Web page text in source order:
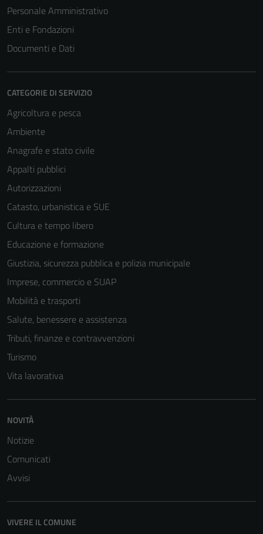
Personale Amministrativo
Enti e Fondazioni
Documenti e Dati
CATEGORIE DI SERVIZIO
Agricoltura e pesca
Ambiente
Anagrafe e stato civile
Appalti pubblici
Autorizzazioni
Catasto, urbanistica e SUE
Cultura e tempo libero
Educazione e formazione
Giustizia, sicurezza pubblica e polizia municipale
Imprese, commercio e SUAP
Mobilità e trasporti
Salute, benessere e assistenza
Tributi, finanze e contravvenzioni
Turismo
Vita lavorativa
NOVITÀ
Notizie
Comunicati
Avvisi
VIVERE IL COMUNE